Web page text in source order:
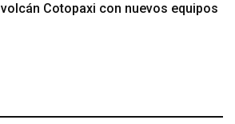
volcán Cotopaxi con nuevos equipos